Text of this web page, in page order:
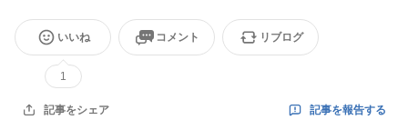
いいね
1
コメント リブログ
記事をシェア 記事を報告する